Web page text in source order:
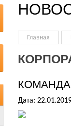
Главная
КОМАНДА
Дата: